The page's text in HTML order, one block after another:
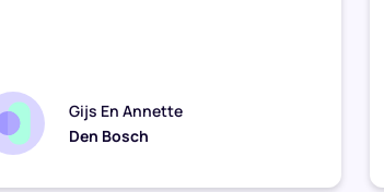
Gijs En Annette
Den Bosch